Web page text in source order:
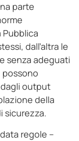
parte
dall’altra le
senza adeguati
output
della
sicurezza.
regole –